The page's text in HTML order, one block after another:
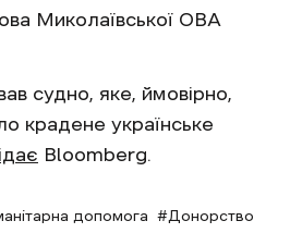
Миколаївської ОВА
судно, яке, ймовірно,
крадене українське
Bloomberg.
допомога
Донорство